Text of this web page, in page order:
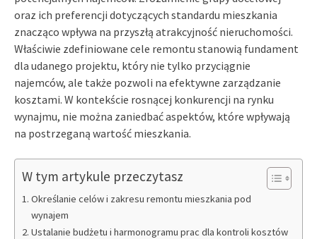
oraz ich preferencji dotyczących standardu mieszkania
znacząco wpływa na przyszłą atrakcyjność nieruchomości.
Właściwie zdefiniowane cele remontu stanowią fundament
dla udanego projektu, który nie tylko przyciągnie
najemców, ale także pozwoli na efektywne zarządzanie
kosztami. W kontekście rosnącej konkurencji na rynku
wynajmu, nie można zaniedbać aspektów, które wpływają
na postrzeganą wartość mieszkania.
W tym artykule przeczytasz
Określanie celów i zakresu remontu mieszkania pod
wynajem
Ustalanie budżetu i harmonogramu prac dla kontroli kosztów